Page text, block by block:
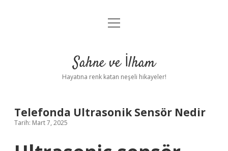
Anasayfa
Yasal Uyarı
menüyü
Sahne ve İlham
Hayatına renk katan neşeli hikayeler!
Telefonda Ultrasonik Sensör Nedir
Tarih: Mart 7, 2025